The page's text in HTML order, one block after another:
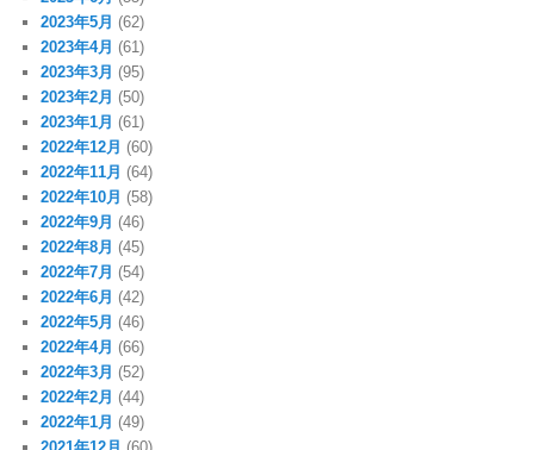
2023年5月 (62)
2023年4月 (61)
2023年3月 (95)
2023年2月 (50)
2023年1月 (61)
2022年12月 (60)
2022年11月 (64)
2022年10月 (58)
2022年9月 (46)
2022年8月 (45)
2022年7月 (54)
2022年6月 (42)
2022年5月 (46)
2022年4月 (66)
2022年3月 (52)
2022年2月 (44)
2022年1月 (49)